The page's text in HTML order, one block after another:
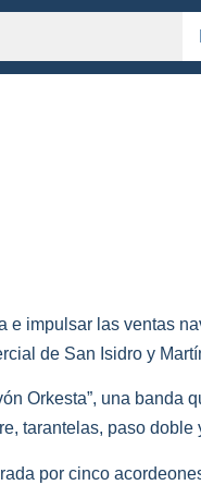
impulsar las ventas
de San Isidro y
Orkesta”, una banda
tarantelas, paso doble
por cinco